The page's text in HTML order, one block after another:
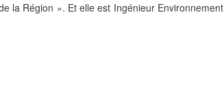
la Région ». Et elle est Ingénieur Environnement